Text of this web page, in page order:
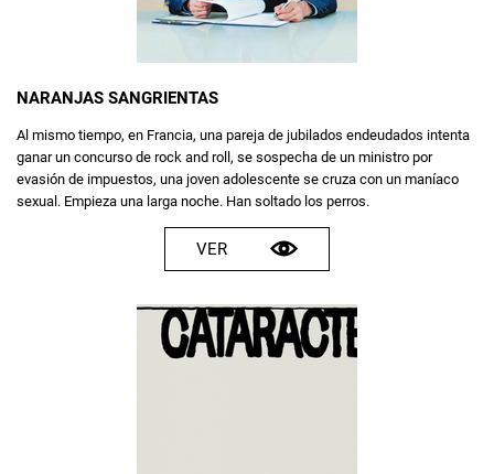
NARANJAS SANGRIENTAS
Al mismo tiempo, en Francia, una pareja de jubilados endeudados intenta
ganar un concurso de rock and roll, se sospecha de un ministro por
evasión de impuestos, una joven adolescente se cruza con un maníaco
sexual. Empieza una larga noche. Han soltado los perros.
VER